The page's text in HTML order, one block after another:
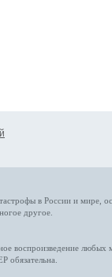
в России и мире ,
другое
любых
обязательна.